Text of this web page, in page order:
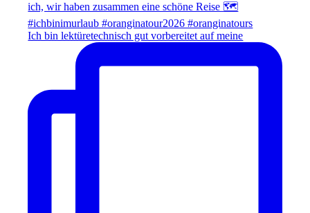
Ich bin lektüretechnisch gut vorbereitet auf meine